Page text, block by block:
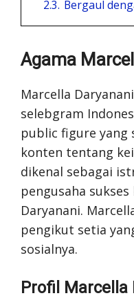
2.3. Bergaul
Agama
Marcella
selebgram
public figure yang
konten tentang
dikenal sebagai
pengusaha
Daryanani.
pengikut setia
sosialnya.
Profil Marcella